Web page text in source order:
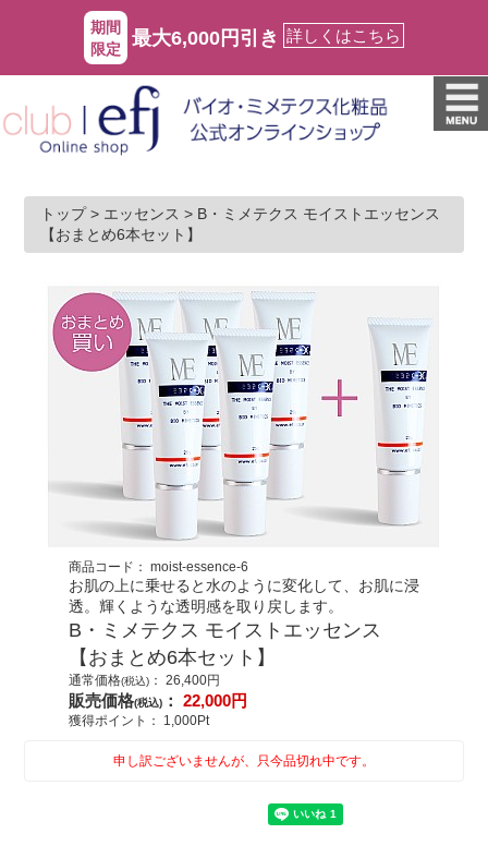
期間
限定
最大6,000円引き 詳しくはこちら
トップ> エッセンス> B・ミメテクス モイストエッセンス
【おまとめ6本セット】
商品コード： moist-essence-6
お肌の上に乗せると水のように変化して、お肌に浸
透。輝くような透明感を取り戻します。
B・ミメテクス モイストエッセンス
【おまとめ6本セット】
通常価格(税込)： 26,400円
販売価格(税込)： 22,000円
獲得ポイント： 1,000Pt
申し訳ございませんが、只今品切れ中です。